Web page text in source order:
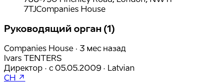
7TJCompanies House
Руководящий орган (1)
Companies House · 3 мес назад
Ivars TENTERS
Директор · с 05.05.2009 · Latvian
CH ↗